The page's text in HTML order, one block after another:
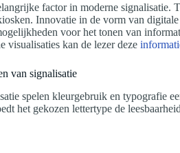
factor in moderne
Innovatie in de vorm van
voor het tonen van
visualisaties kan de lezer deze
van signalisatie
spelen kleurgebruik en typografie
het gekozen lettertype de